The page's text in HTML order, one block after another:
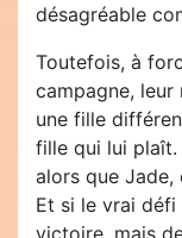
désagréable
Toutefois, à
campagne, leur
une fille
fille qui lui
alors que Jade,
Et si le vrai défi
victoire, mais